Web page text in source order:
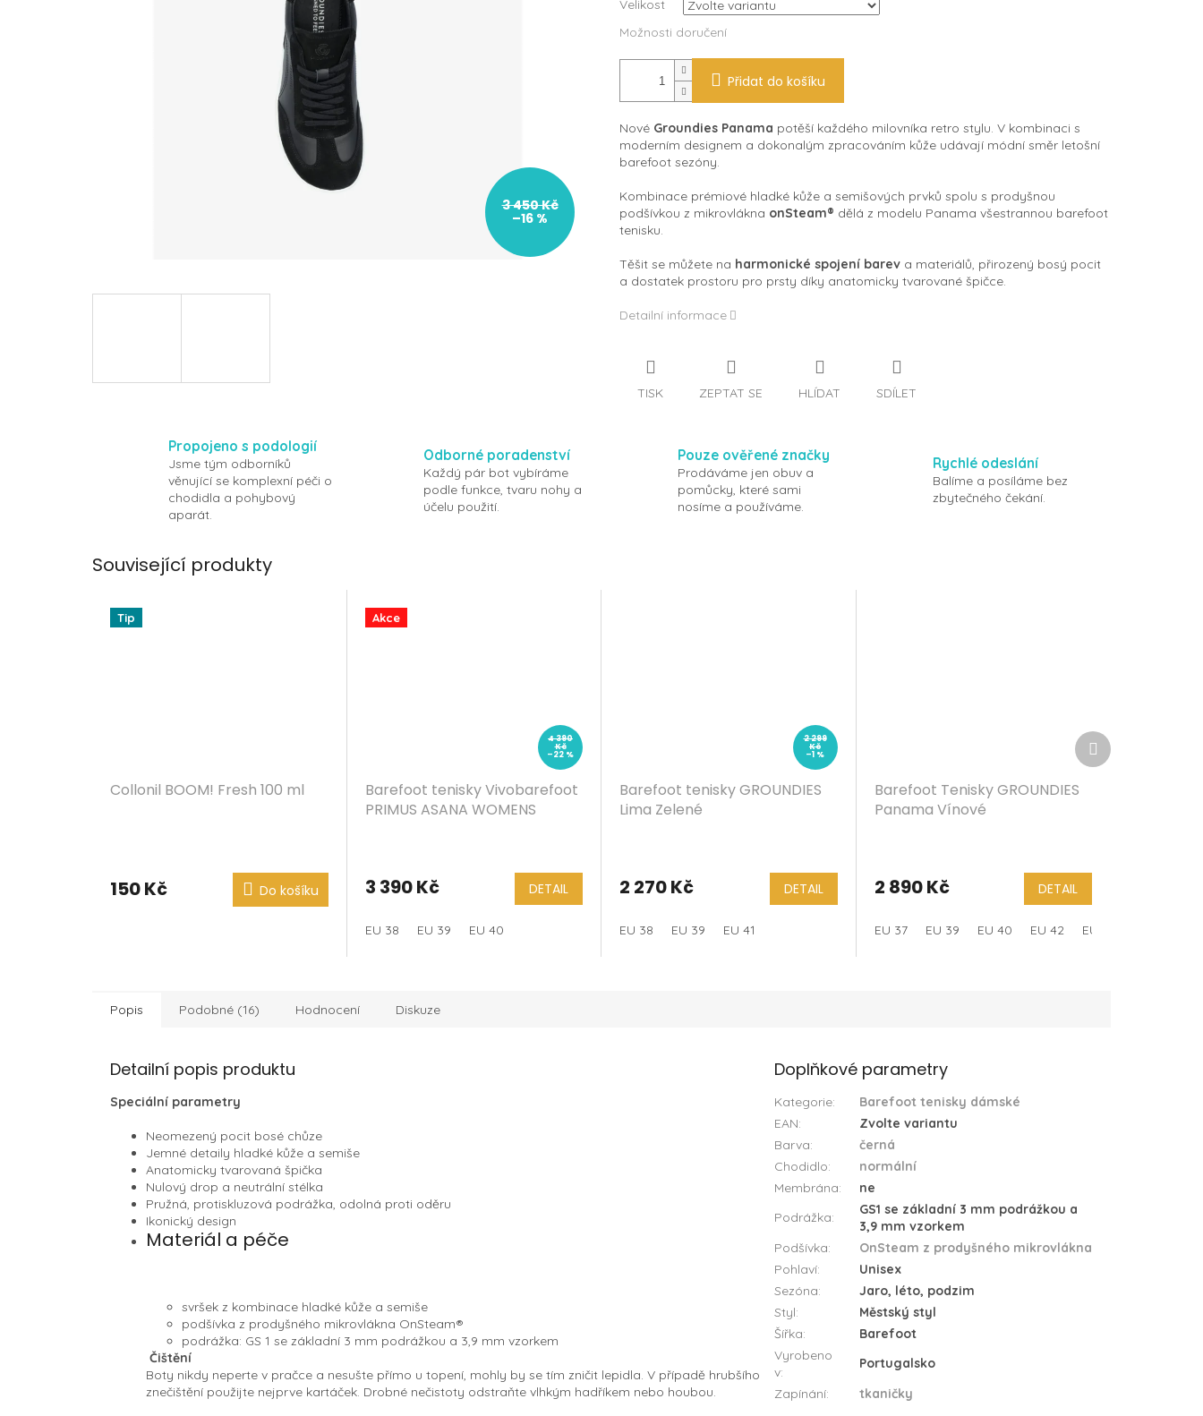
3 450 Kč
–16 %
Velikost
Možnosti doručení
Přidat do košíku
Nové Groundies Panama potěší každého milovníka retro stylu. V kombinaci s
moderním designem a dokonalým zpracováním kůže udávají módní směr letošní
barefoot sezóny.
Kombinace prémiové hladké kůže a semišových prvků spolu s prodyšnou
podšívkou z mikrovlákna onSteam® dělá z modelu Panama všestrannou barefoot
tenisku.
Těšit se můžete na harmonické spojení barev a materiálů, přirozený bosý pocit
a dostatek prostoru pro prsty díky anatomicky tvarované špičce.
Detailní informace
TISK ZEPTAT SE HLÍDAT SDÍLET
Propojeno s podologií
Jsme tým odborníků
věnující se komplexní péči o
chodidla a pohybový
aparát.
Odborné poradenství
Každý pár bot vybíráme
podle funkce, tvaru nohy a
účelu použití.
Pouze ověřené značky
Prodáváme jen obuv a
pomůcky, které sami
nosíme a používáme.
Rychlé odeslání
Balíme a posíláme bez
zbytečného čekání.
Související produkty
Tip
Collonil BOOM! Fresh 100 ml
150 Kč Do košíku
Akce
4 390
Kč
–22 %
Barefoot tenisky Vivobarefoot
PRIMUS ASANA WOMENS
3 390 Kč DETAIL
EU 38 EU 39 EU 40
2 299
Kč
–1 %
Barefoot tenisky GROUNDIES
Lima Zelené
2 270 Kč DETAIL
EU 38 EU 39 EU 41
Barefoot Tenisky GROUNDIES
Panama Vínové
2 890 Kč DETAIL
EU 37 EU 39 EU 40 EU 42 EU 43
Další
produkt
Popis Podobné (16) Hodnocení Diskuze
Detailní popis produktu
Speciální parametry
Neomezený pocit bosé chůze
Jemné detaily hladké kůže a semiše
Anatomicky tvarovaná špička
Nulový drop a neutrální stélka
Pružná, protiskluzová podrážka, odolná proti oděru
Ikonický design
Materiál a péče
svršek z kombinace hladké kůže a semiše
podšívka z prodyšného mikrovlákna OnSteam®
podrážka: GS 1 se základní 3 mm podrážkou a 3,9 mm vzorkem
Čištění
Boty nikdy neperte v pračce a nesušte přímo u topení, mohly by se tím zničit lepidla. V případě hrubšího
znečištění použijte nejprve kartáček. Drobné nečistoty odstraňte vlhkým hadříkem nebo houbou.
Doplňkové parametry
Kategorie:
Barefoot tenisky dámské
EAN:
Zvolte variantu
Barva:
černá
Chodidlo:
normální
Membrána:
ne
Podrážka:
GS1 se základní 3 mm podrážkou a
3,9 mm vzorkem
Podšívka:
OnSteam z prodyšného mikrovlákna
Pohlaví:
Unisex
Sezóna:
Jaro, léto, podzim
Styl:
Městský styl
Šířka:
Barefoot
Vyrobeno
v:
Portugalsko
Zapínání: tkaničky